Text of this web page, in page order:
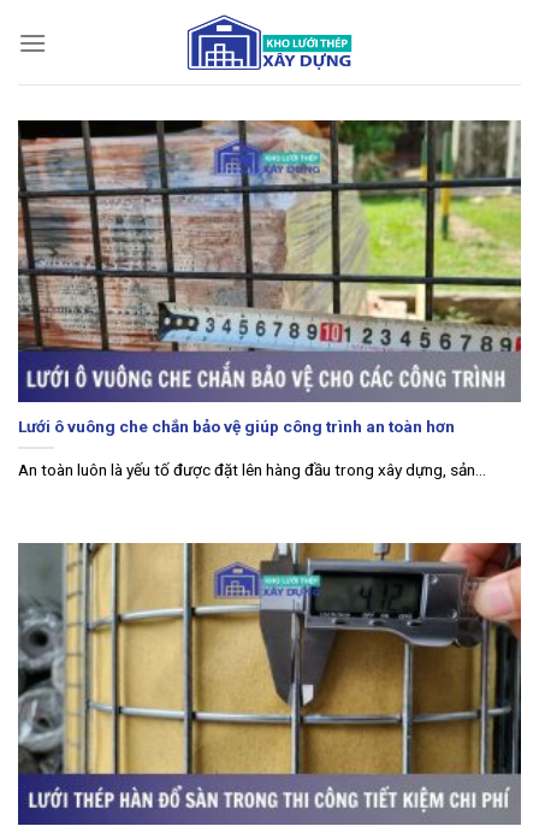
qua
Lưới ô vuông che chắn bảo vệ giúp công trình an toàn hơn
An toàn luôn là yếu tố được đặt lên hàng đầu trong xây dựng, sản...